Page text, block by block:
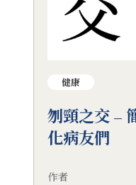
健康
刎頸之交 –
化病友們
作者